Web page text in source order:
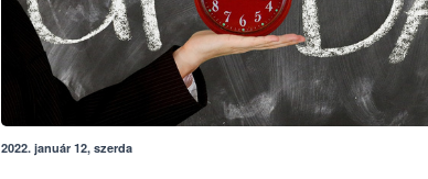
2022. január 12, szerda